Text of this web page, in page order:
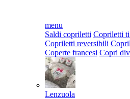
menu
Saldi copriletti Copriletti
Copriletti reversibili
Coperte francesi Copri
Lenzuola